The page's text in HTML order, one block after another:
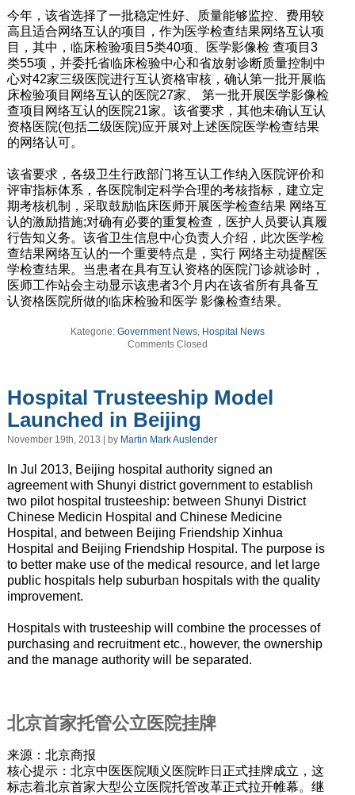
今年，该省选择了一批稳定性好、质量能够监控、费用较
高且适合网络互认的项目，作为医学检查结果网络互认项
目，其中，临床检验项目5类40项、医学影像检 查项目3
类55项，并委托省临床检验中心和省放射诊断质量控制中
心对42家三级医院进行互认资格审核，确认第一批开展临
床检验项目网络互认的医院27家、 第一批开展医学影像检
查项目网络互认的医院21家。该省要求，其他未确认互认
资格医院(包括二级医院)应开展对上述医院医学检查结果
的网络认可。
该省要求，各级卫生行政部门将互认工作纳入医院评价和
评审指标体系，各医院制定科学合理的考核指标，建立定
期考核机制，采取鼓励临床医师开展医学检查结果 网络互
认的激励措施;对确有必要的重复检查，医护人员要认真履
行告知义务。该省卫生信息中心负责人介绍，此次医学检
查结果网络互认的一个重要特点是，实行 网络主动提醒医
学检查结果。当患者在具有互认资格的医院门诊就诊时，
医师工作站会主动显示该患者3个月内在该省所有具备互
认资格医院所做的临床检验和医学 影像检查结果。
Kategorie:Government News, Hospital News
Comments Closed
Hospital Trusteeship Model
Launched in Beijing
November 19th, 2013 | by Martin Mark Auslender
In Jul 2013, Beijing hospital authority signed an
agreement with Shunyi district government to establish
two pilot hospital trusteeship: between Shunyi District
Chinese Medicin Hospital and Chinese Medicine
Hospital, and between Beijing Friendship Xinhua
Hospital and Beijing Friendship Hospital. The purpose is
to better make use of the medical resource, and let large
public hospitals help suburban hospitals with the quality
improvement.
Hospitals with trusteeship will combine the processes of
purchasing and recruitment etc., however, the ownership
and the manage authority will be separated.
北京首家托管公立医院挂牌
来源：北京商报
核心提示：北京中医医院顺义医院昨日正式挂牌成立，这
标志着北京首家大型公立医院托管改革正式拉开帷幕。继